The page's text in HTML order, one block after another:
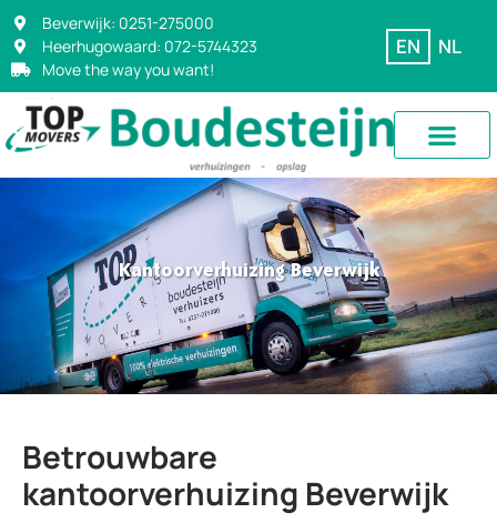
Beverwijk: 0251-275000
Heerhugowaard: 072-5744323
Move the way you want!
EN NL
Kantoorverhuizing Beverwijk
Betrouwbare
kantoorverhuizing Beverwijk